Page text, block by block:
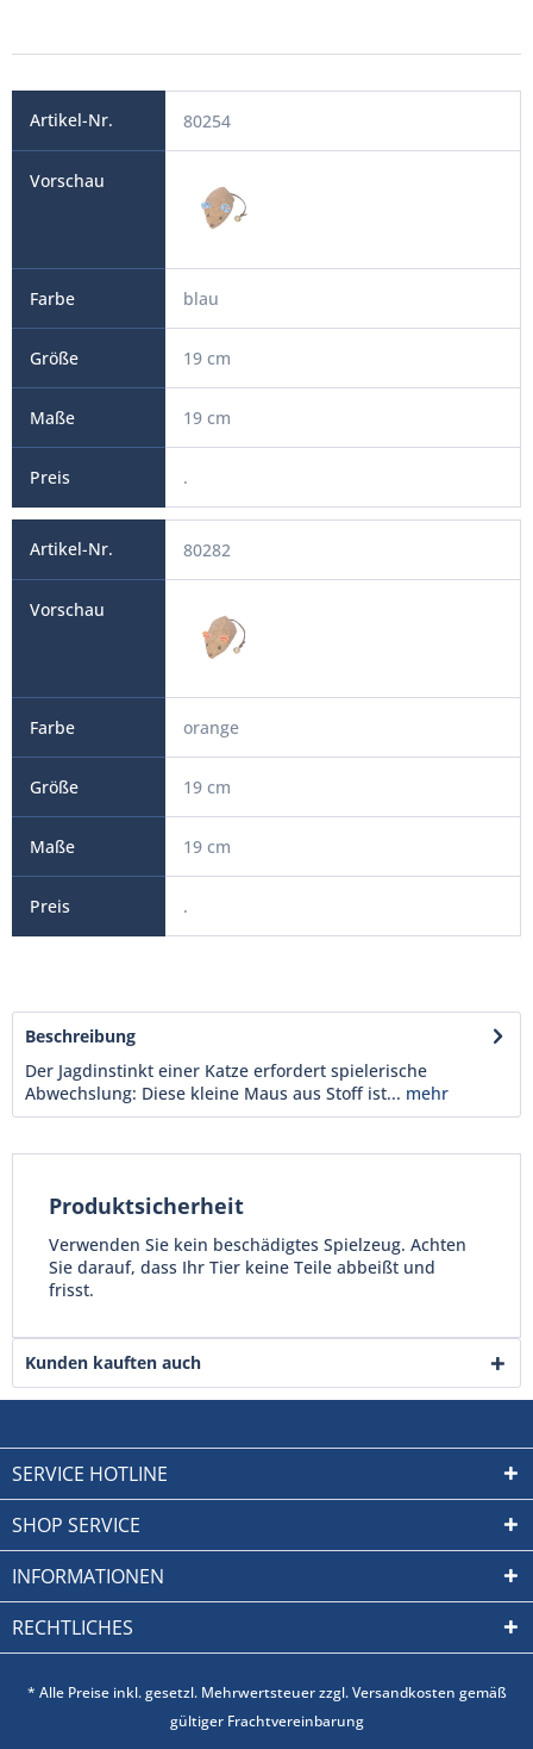
80254
blau
19 cm
19 cm
.
80282
orange
19 cm
19 cm
.
Beschreibung
Der Jagdinstinkt einer Katze erfordert spielerische
Abwechslung: Diese kleine Maus aus Stoff ist... mehr
Produktsicherheit
Verwenden Sie kein beschädigtes Spielzeug. Achten
Sie darauf, dass Ihr Tier keine Teile abbeißt und
frisst.
Kunden kauften auch
SERVICE HOTLINE
SHOP SERVICE
INFORMATIONEN
RECHTLICHES
* Alle Preise inkl. gesetzl. Mehrwertsteuer zzgl. Versandkosten gemäß
gültiger Frachtvereinbarung